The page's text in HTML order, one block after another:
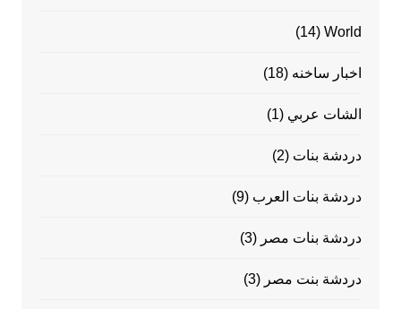
World
(14)
اخبار ساخنه (18)
الشات عربي (1)
دردشة بنات (2)
دردشة بنات العرب (9)
دردشة بنات مصر (3)
دردشة بنت مصر (3)